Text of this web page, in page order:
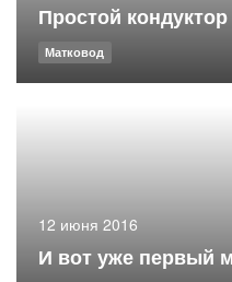
Простой
Матковод
12 июня 2016
И вот уже первый